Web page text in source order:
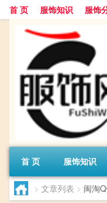
首 页 服饰知识 服饰
首 页 服饰知识
> 文章列表 > 闽淘